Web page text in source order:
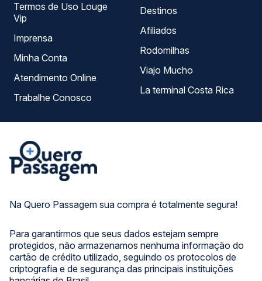
Na Quero Passagem sua compra é totalmente segura!
Para garantirmos que seus dados estejam sempre
protegidos, não armazenamos nenhuma informação do
cartão de crédito utilizado, seguindo os protocolos de
criptografia e de segurança das principais instituições
Termos de Uso Louge
Vip
Imprensa
Minha Conta
Atendimento Online
Trabalhe Conosco
Destinos
Afiliados
Rodomilhas
Viajo Mucho
La terminal Costa Rica